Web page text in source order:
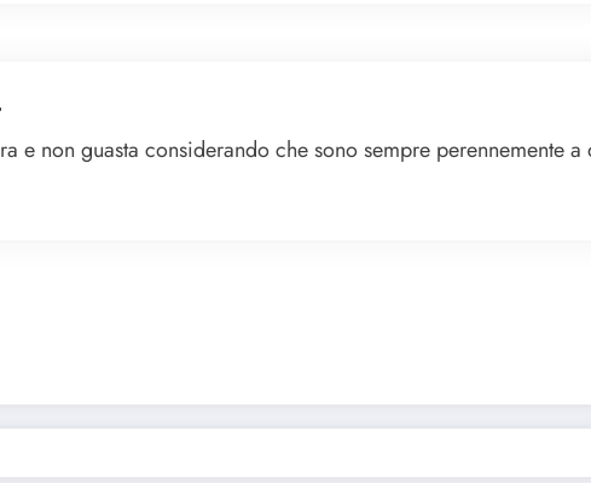
e non guasta considerando che sono sempre perennemente a